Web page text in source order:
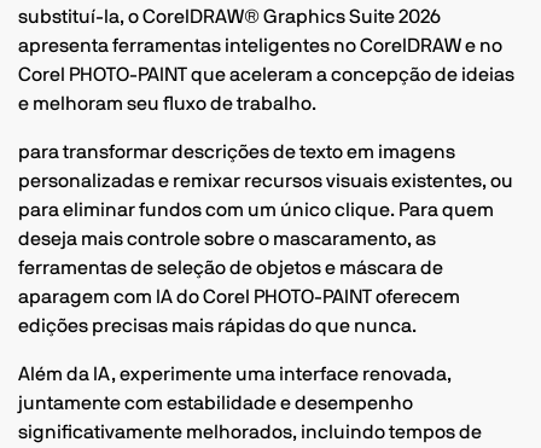
substituí-la, o CorelDRAW® Graphics Suite 2026
apresenta ferramentas inteligentes no CorelDRAW e no
Corel PHOTO-PAINT que aceleram a concepção de ideias
e melhoram seu fluxo de trabalho.
para transformar descrições de texto em imagens
personalizadas e remixar recursos visuais existentes, ou
para eliminar fundos com um único clique. Para quem
deseja mais controle sobre o mascaramento, as
ferramentas de seleção de objetos e máscara de
aparagem com IA do Corel PHOTO-PAINT oferecem
edições precisas mais rápidas do que nunca.
Além da IA, experimente uma interface renovada,
juntamente com estabilidade e desempenho
significativamente melhorados, incluindo tempos de